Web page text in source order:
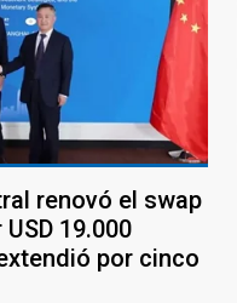
renovó el swap
19.000
por cinco